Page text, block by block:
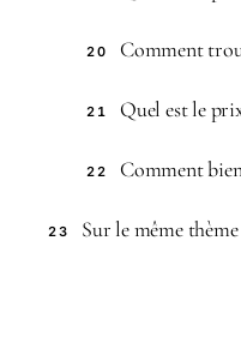
20 Comment
21 Quel est le
22 Comment
23 Sur le même thème